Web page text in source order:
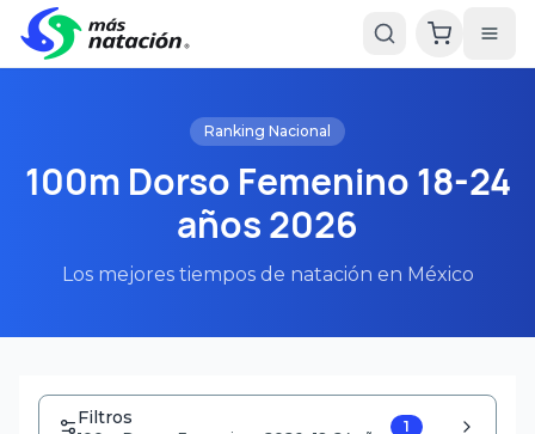
Ranking Nacional
100m Dorso Femenino 18-24
años 2026
Los mejores tiempos de natación en México
Filtros 1